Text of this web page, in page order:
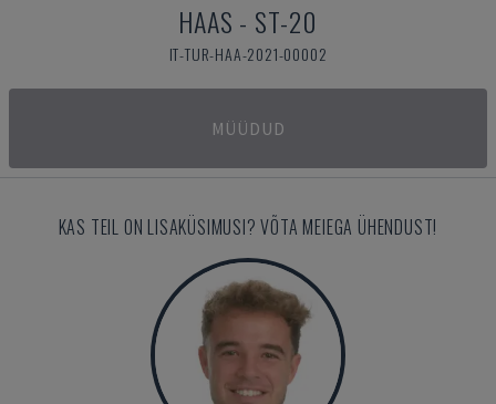
HAAS - ST-20
IT-TUR-HAA-2021-00002
MÜÜDUD
KAS TEIL ON LISAKÜSIMUSI? VÕTA MEIEGA ÜHENDUST!